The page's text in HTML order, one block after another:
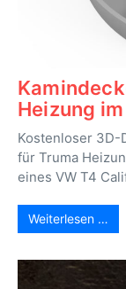
Heizung
Kostenloser 3D-
für Truma
eines VW T4
Weiterlesen …